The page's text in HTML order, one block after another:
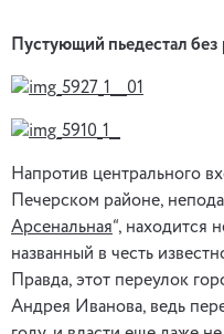
Пустующий пьедестал
Напротив центрального
Печерском районе,
Арсенальная“, находится
названный в честь
Правда, этот переулок
Андрея Иванова, ведь